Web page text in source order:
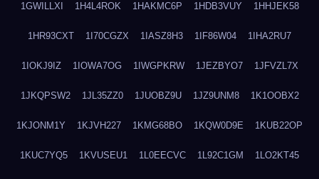
1GWILLXI 1H4L4ROK 1HAKMC6P 1HDB3VUY 1HHJEK58
1HR93CXT 1I70CGZX 1IASZ8H3 1IF86W04 1IHA2RU7
1IOKJ9IZ 1IOWA7OG 1IWGPKRW 1JEZBYO7 1JFVZL7X
1JKQPSW2 1JL35ZZ0 1JUOBZ9U 1JZ9UNM8 1K1OOBX2
1KJONM1Y 1KJVH227 1KMG68BO 1KQW0D9E 1KUB22OP
1KUC7YQ5 1KVUSEU1 1L0EECVC 1L92C1GM 1LO2KT45